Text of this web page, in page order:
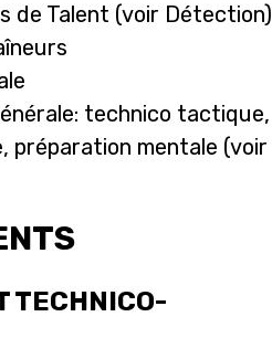
de Talent (voir Détection)
technico tactique,
préparation mentale (voir
TECHNICO-